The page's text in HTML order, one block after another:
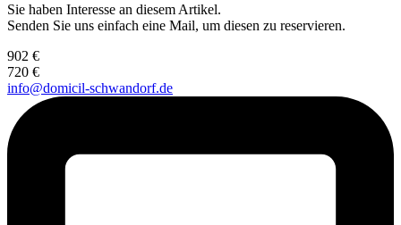
Sie haben Interesse an diesem Artikel.
Senden Sie uns einfach eine Mail, um diesen zu reservieren.
902 €
720 €
info@domicil-schwandorf.de